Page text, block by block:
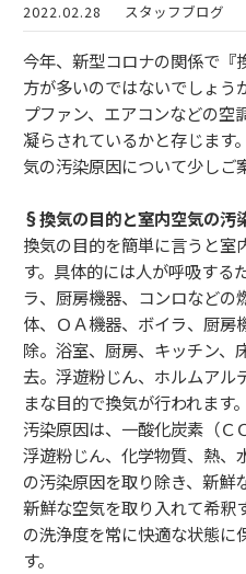
2022.02.28 スタッフブログ
今年、新型コロナの関係で『
方が多いのではないでしょう
プファン、エアコンなどの空
凝らされているかと存じます
気の汚染原因について少しご
§換気の目的と室内空気の汚
換気の目的を簡単に言うと室
す。具体的には人が呼吸する
ラ、厨房機器、コンロなどの
体、ＯＡ機器、ボイラ、厨房
除。浴室、厨房、キッチン、
去。浮遊粉じん、ホルムアル
まな目的で換気が行われます
汚染原因は、一酸化炭素（Ｃ
浮遊粉じん、化学物質、熱、
の汚染原因を取り除き、新鮮
新鮮な空気を取り入れて希釈
の洗浄度を常に快適な状態に
す。